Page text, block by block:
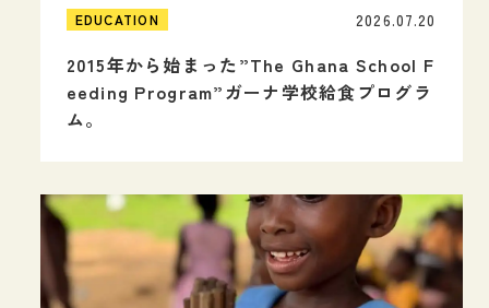
EDUCATION
2015年から始まった”The Ghana School F
eeding Program”ガーナ学校給食プログラ
ム。
2026.07.20